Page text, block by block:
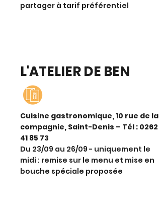
partager à tarif préférentiel
L'ATELIER DE BEN
Cuisine gastronomique, 10 rue de la
compagnie, Saint-Denis – Tél : 0262
41 85 73
Du 23/09 au 26/09 - uniquement le
midi : remise sur le menu et mise en
bouche spéciale proposée